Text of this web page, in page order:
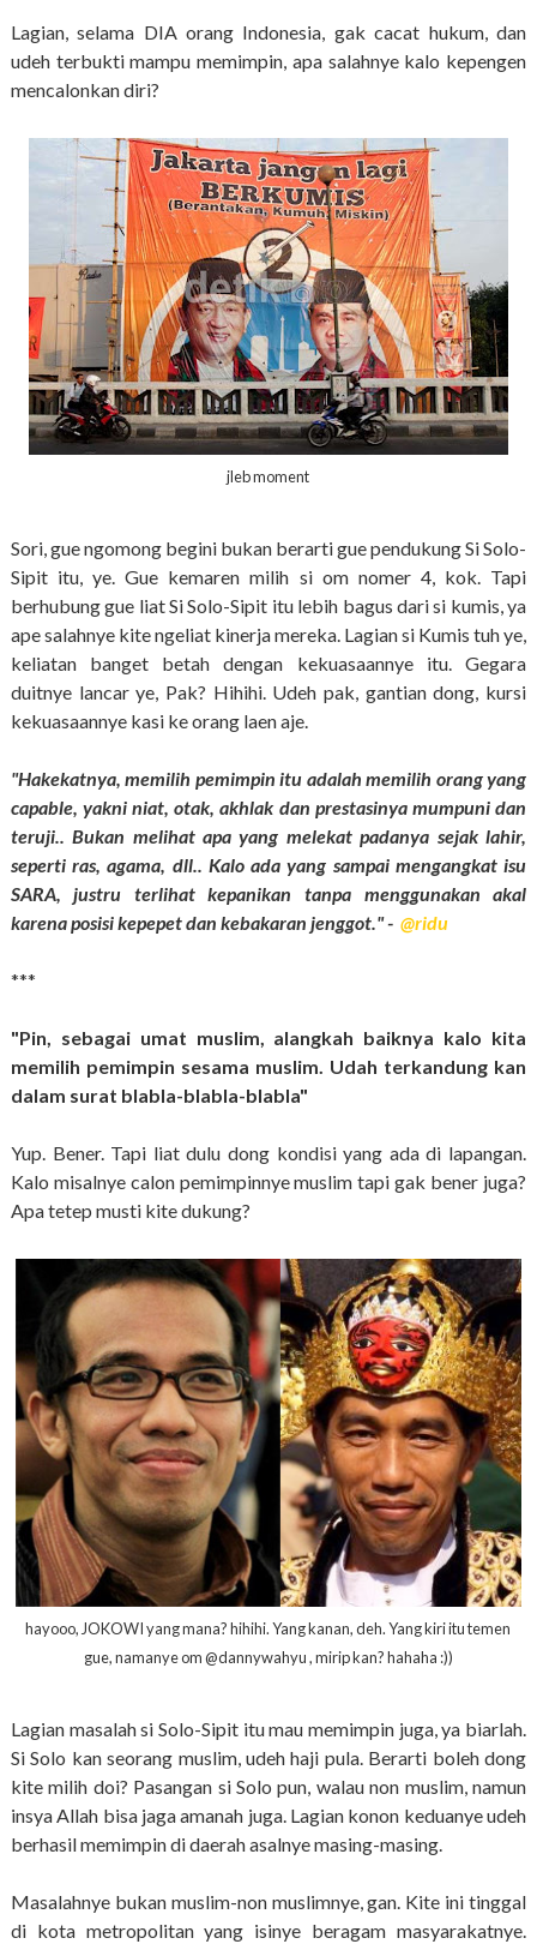
Lagian, selama DIA orang Indonesia, gak cacat hukum, dan
udeh terbukti mampu memimpin, apa salahnye kalo kepengen
mencalonkan diri?
jleb moment
Sori, gue ngomong begini bukan berarti gue pendukung Si Solo-
Sipit itu, ye. Gue kemaren milih si om nomer 4, kok. Tapi
berhubung gue liat Si Solo-Sipit itu lebih bagus dari si kumis, ya
ape salahnye kite ngeliat kinerja mereka. Lagian si Kumis tuh ye,
keliatan banget betah dengan kekuasaannye itu. Gegara
duitnye lancar ye, Pak? Hihihi. Udeh pak, gantian dong, kursi
kekuasaannye kasi ke orang laen aje.
"Hakekatnya, memilih pemimpin itu adalah memilih orang yang
capable, yakni niat, otak, akhlak dan prestasinya mumpuni dan
teruji.. Bukan melihat apa yang melekat padanya sejak lahir,
seperti ras, agama, dll.. Kalo ada yang sampai mengangkat isu
SARA, justru terlihat kepanikan tanpa menggunakan akal
karena posisi kepepet dan kebakaran jenggot." - @ridu
***
"Pin, sebagai umat muslim, alangkah baiknya kalo kita
memilih pemimpin sesama muslim. Udah terkandung kan
dalam surat blabla-blabla-blabla"
Yup. Bener. Tapi liat dulu dong kondisi yang ada di lapangan.
Kalo misalnye calon pemimpinnye muslim tapi gak bener juga?
Apa tetep musti kite dukung?
hayooo, JOKOWI yang mana? hihihi. Yang kanan, deh. Yang kiri itu temen
gue, namanye om @dannywahyu , mirip kan? hahaha :))
Lagian masalah si Solo-Sipit itu mau memimpin juga, ya biarlah.
Si Solo kan seorang muslim, udeh haji pula. Berarti boleh dong
kite milih doi? Pasangan si Solo pun, walau non muslim, namun
insya Allah bisa jaga amanah juga. Lagian konon keduanye udeh
berhasil memimpin di daerah asalnye masing-masing.
Masalahnye bukan muslim-non muslimnye, gan. Kite ini tinggal
di kota metropolitan yang isinye beragam masyarakatnye.